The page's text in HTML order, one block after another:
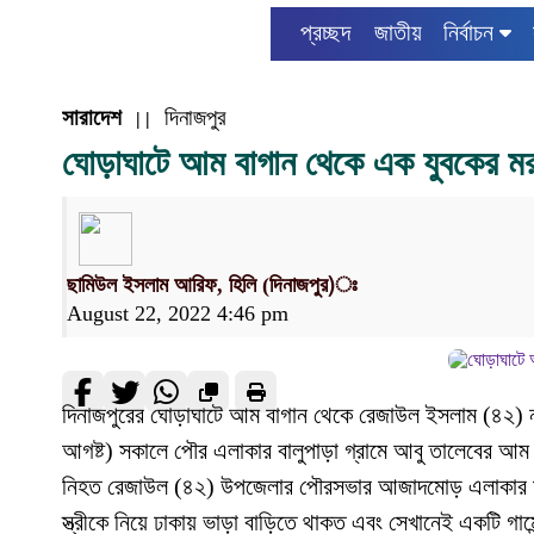
প্রচ্ছদ জাতীয় নির্বাচন
সারাদেশ | | দিনাজপুর
ঘোড়াঘাটে আম বাগান থেকে এক যুবকের
ছামিউল ইসলাম আরিফ, হিলি (দিনাজপুর)ঃ
August 22, 2022 4:46 pm
দিনাজপুরের ঘোড়াঘাটে আম বাগান থেকে রেজাউল ইসলাম
আগষ্ট) সকালে পৌর এলাকার বালুপাড়া গ্রামে আবু তালেবের
নিহত রেজাউল (৪২) উপজেলার পৌরসভার আজাদমোড় এলাকার
স্ত্রীকে নিয়ে ঢাকায় ভাড়া বাড়িতে থাকত এবং সেখানেই একটি